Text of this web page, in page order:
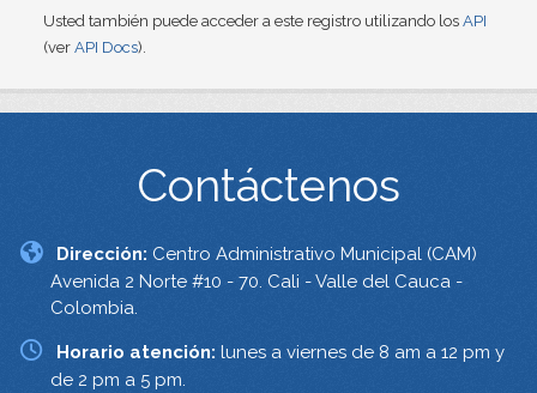
Usted también puede acceder a este registro utilizando los API
(ver API Docs).
Contáctenos
Dirección: Centro Administrativo Municipal (CAM)
Avenida 2 Norte #10 - 70. Cali - Valle del Cauca -
Colombia.
Horario atención: lunes a viernes de 8 am a 12 pm y
de 2 pm a 5 pm.